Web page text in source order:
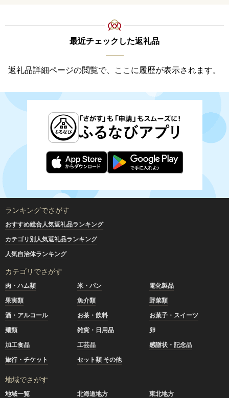
最近チェックした返礼品
返礼品詳細ページの閲覧で、ここに履歴が表示されます。
ランキングでさがす
おすすめ総合人気返礼品ランキング
カテゴリ別人気返礼品ランキング
人気自治体ランキング
カテゴリでさがす
肉・ハム類 米・パン
電化製品
果実類
魚介類
野菜類
酒・アルコール
お茶・飲料
お菓子・スイーツ
麺類
雑貨・日用品
卵
加工食品
工芸品
感謝状・記念品
旅行・チケット
セット類 その他
地域でさがす
地域一覧 北海道地方
東北地方